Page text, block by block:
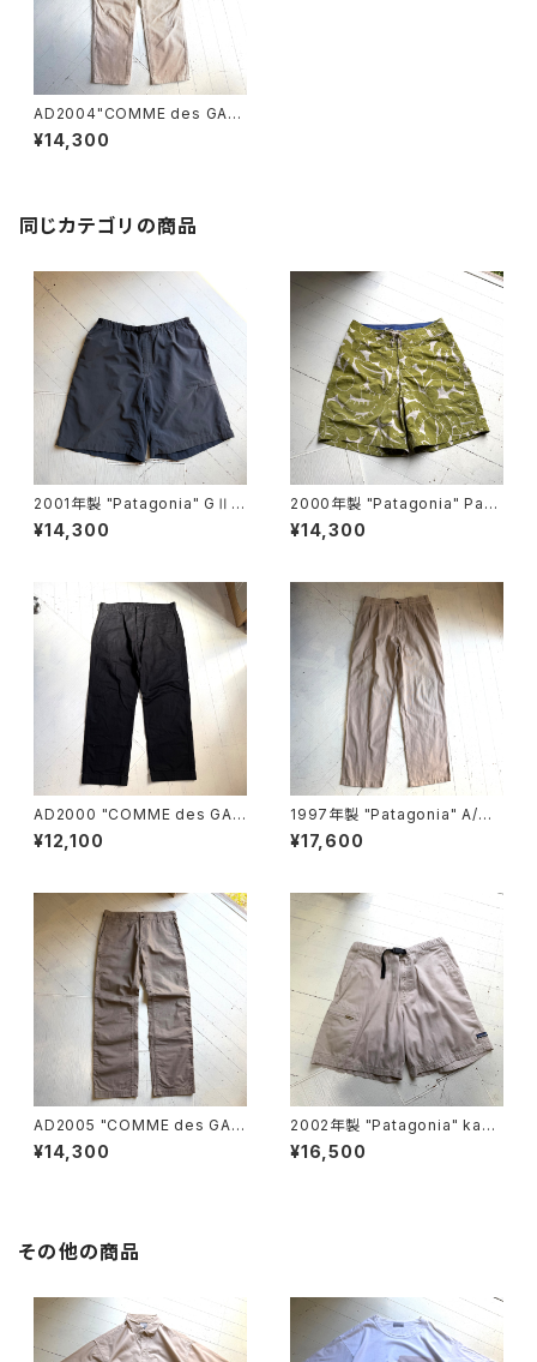
AD2004"COMME des GAR
ÇONS HOMME“ corduroy p
ants
¥14,300
同じカテゴリの商品
2001年製 "Patagonia" GⅡ s
horts
¥14,300
2000年製 "Patagonia" Pata
loha shorts
¥14,300
AD2000 "COMME des GAR
ÇONS HOMME“ cotton pan
ts
¥12,100
1997年製 "Patagonia" A/C
pants
¥17,600
AD2005 "COMME des GAR
ÇONS HOMME“ cotton pan
ts
¥14,300
2002年製 "Patagonia" kang
ri shorts
¥16,500
その他の商品